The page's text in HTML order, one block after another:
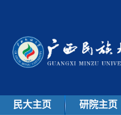
民大主页 研院主页